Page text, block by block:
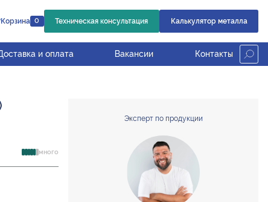
Корзина 0 Техническая консультация Калькулятор металла
и оплата Вакансии Контакты
много
Эксперт по продукции